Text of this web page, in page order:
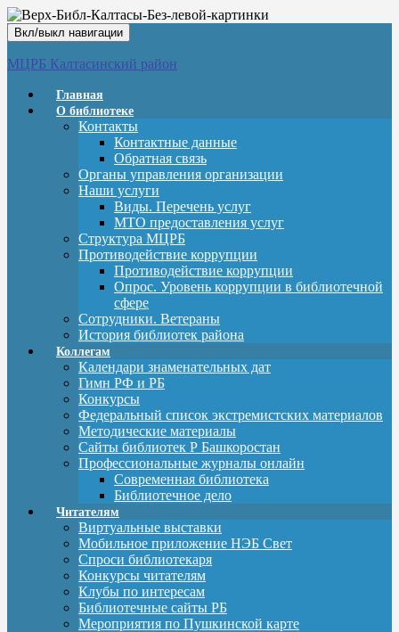
Вкл/выкл навигации
МЦРБ Калтасинский район
Главная
О библиотеке
Контакты
Контактные данные
Обратная связь
Органы управления организации
Наши услуги
Виды. Перечень услуг
МТО предоставления услуг
Структура МЦРБ
Противодействие коррупции
Противодействие коррупции
Опрос. Уровень коррупции в библиотечной
сфере
Сотрудники. Ветераны
История библиотек района
Коллегам
Календари знаменательных дат
Гимн РФ и РБ
Конкурсы
Федеральный список экстремистских материалов
Методические материалы
Сайты библиотек Р Башкоростан
Профессиональные журналы онлайн
Современная библиотека
Библиотечное дело
Читателям
Виртуальные выставки
Мобильное приложение НЭБ Свет
Спроси библиотекаря
Конкурсы читателям
Клубы по интересам
Библиотечные сайты РБ
Мероприятия по Пушкинской карте